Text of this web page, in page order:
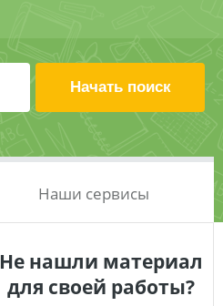
Наши сервисы
Не нашли материал
для своей работы?